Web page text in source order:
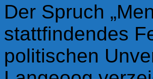
Der Spruch
stattfindendes
politischen